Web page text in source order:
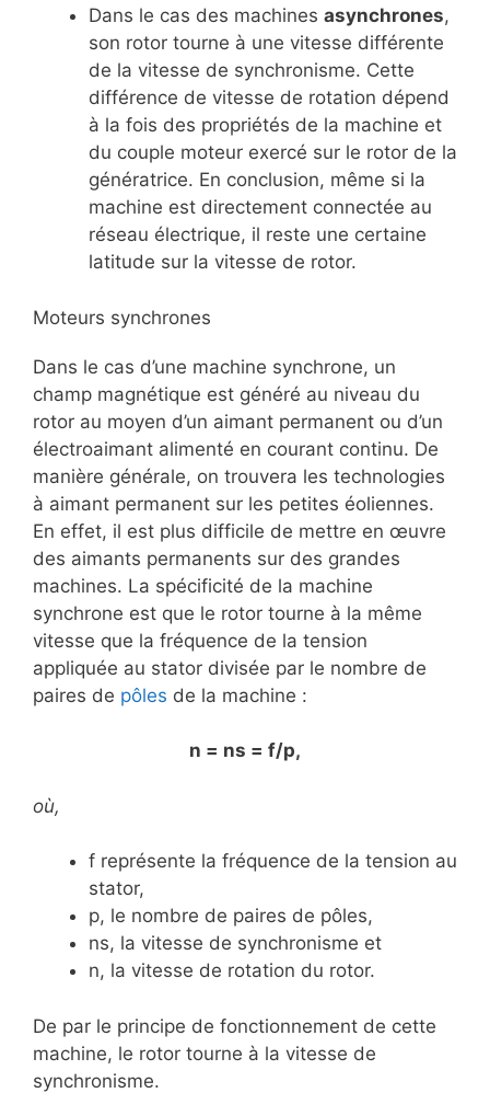
Dans le cas des machines asynchrones,
son rotor tourne à une vitesse différente
de la vitesse de synchronisme. Cette
différence de vitesse de rotation dépend
à la fois des propriétés de la machine et
du couple moteur exercé sur le rotor de la
génératrice. En conclusion, même si la
machine est directement connectée au
réseau électrique, il reste une certaine
latitude sur la vitesse de rotor.
Moteurs synchrones
Dans le cas d’une machine synchrone, un
champ magnétique est généré au niveau du
rotor au moyen d’un aimant permanent ou d’un
électroaimant alimenté en courant continu. De
manière générale, on trouvera les technologies
à aimant permanent sur les petites éoliennes.
En effet, il est plus difficile de mettre en œuvre
des aimants permanents sur des grandes
machines. La spécificité de la machine
synchrone est que le rotor tourne à la même
vitesse que la fréquence de la tension
appliquée au stator divisée par le nombre de
paires de pôles de la machine :
n = ns = f/p,
où,
f représente la fréquence de la tension au
stator,
p, le nombre de paires de pôles,
ns, la vitesse de synchronisme et
n, la vitesse de rotation du rotor.
De par le principe de fonctionnement de cette
machine, le rotor tourne à la vitesse de
synchronisme.